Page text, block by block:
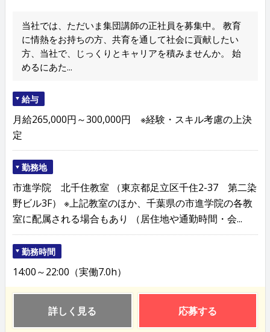
当社では、ただいま集団講師の正社員を募集中。 教育
に情熱をお持ちの方、共育を通して社会に貢献したい
方、当社で、じっくりとキャリアを積みませんか。 始
めるにあた...
給与
月給265,000円～300,000円 ※経験・スキル考慮の上決
定
勤務地
市進学院 北千住教室 （東京都足立区千住2-37 第二染
野ビル3F） ※上記教室のほか、千葉県の市進学院の各教
室に配属される場合もあり （居住地や通勤時間・会...
勤務時間
14:00～22:00（実働7.0h）
詳しく見る 応募する